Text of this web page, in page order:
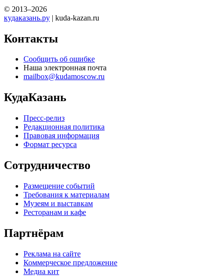
© 2013–2026
кудаказань.ру | kuda-kazan.ru
Контакты
Сообщить об ошибке
Наша электронная почта
mailbox@kudamoscow.ru
КудаКазань
Пресс-релиз
Редакционная политика
Правовая информация
Формат ресурса
Сотрудничество
Размещение событий
Требования к материалам
Музеям и выставкам
Ресторанам и кафе
Партнёрам
Реклама на сайте
Коммерческое предложение
Медиа кит